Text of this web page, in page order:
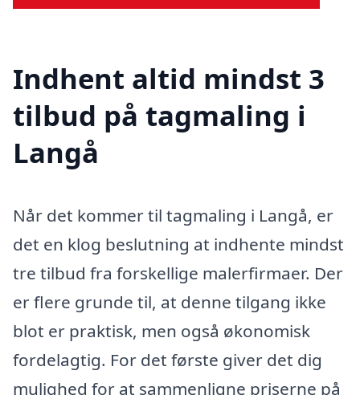
Indhent altid mindst 3
tilbud på tagmaling i
Langå
Når det kommer til tagmaling i Langå, er
det en klog beslutning at indhente mindst
tre tilbud fra forskellige malerfirmaer. Der
er flere grunde til, at denne tilgang ikke
blot er praktisk, men også økonomisk
fordelagtig. For det første giver det dig
mulighed for at sammenligne priserne på